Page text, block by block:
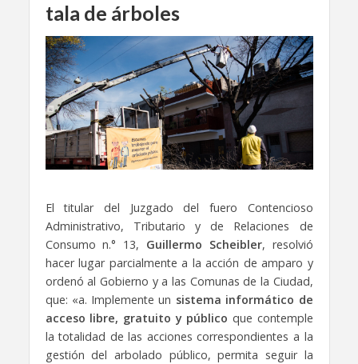
tala de árboles
El titular del Juzgado del fuero Contencioso
Administrativo, Tributario y de Relaciones de
Consumo n.° 13, Guillermo Scheibler, resolvió
hacer lugar parcialmente a la acción de amparo y
ordenó al Gobierno y a las Comunas de la Ciudad,
que: «a. Implemente un sistema informático de
acceso libre, gratuito y público que contemple
la totalidad de las acciones correspondientes a la
gestión del arbolado público, permita seguir la